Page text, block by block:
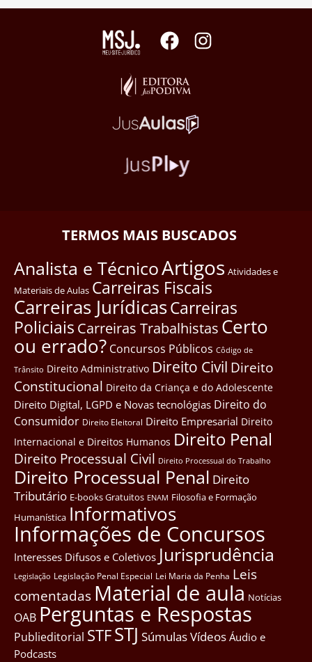
TERMOS MAIS BUSCADOS
Analista e TécnicoArtigos Atividades e
Materiais de Aulas Carreiras Fiscais
Carreiras JurídicasCarreiras
Policiais Carreiras Trabalhistas Certo
ou errado? Concursos Públicos Côdigo de
Trânsito Direito Administrativo Direito Civil Direito
Constitucional Direito da Criança e do Adolescente
Direito Digital, LGPD e Novas tecnológias Direito do
Consumidor Direito Eleitoral Direito Empresarial Direito
Internacional e Direitos Humanos Direito Penal
Direito Processual Civil Direito Processual do Trabalho
Direito Processual Penal Direito
Tributário E-books Gratuitos ENAM Filosofia e Formação
Humanística Informativos
Informações de Concursos
Interesses Difusos e Coletivos Jurisprudência
Legislação Legislação Penal Especial Lei Maria da Penha Leis
comentadas Material de aula Notícias
OAB Perguntas e Respostas
Publieditorial STFSTJ SúmulasVídeos Áudio e
Podcasts